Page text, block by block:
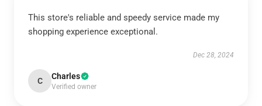
This store's reliable and speedy service made my
shopping experience exceptional.
Dec 28, 2024
C Charles
Verified owner